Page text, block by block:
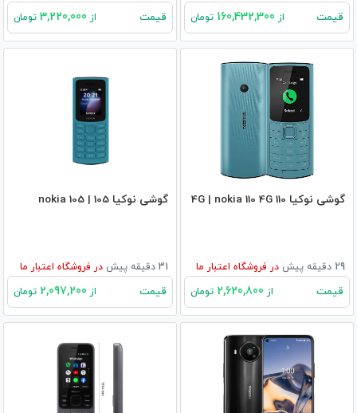
قیمت از تومان قیمت از تومان
گوشی نوکیا 110 4G | nokia 110 4G
29 دقیقه پیش در فروشگاه اعتبار ما
قیمت از تومان
گوشی نوکیا 105 | nokia 105
31 دقیقه پیش در فروشگاه اعتبار ما
قیمت از تومان